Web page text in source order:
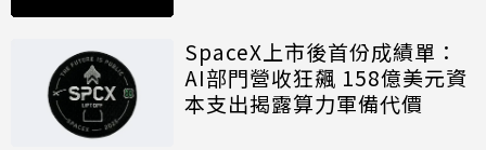
SpaceX上市後首份成績單：
AI部門營收狂飆 158億美元資
本支出揭露算力軍備代價